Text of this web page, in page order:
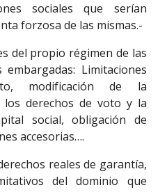
sociales que serían
forzosa de las mismas.-
propio régimen de las
embargadas: Limitaciones
modificación de la
los derechos de voto y la
social, obligación de
accesorias….
reales de garantía,
del dominio que